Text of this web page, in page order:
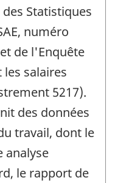
Statistiques
numéro
de l'Enquête
les salaires
5217).
des données
travail, dont le
analyse
le rapport de